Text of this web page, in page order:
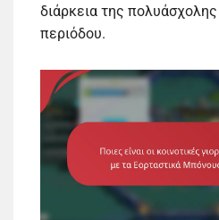
διάρκεια της
περιόδου.